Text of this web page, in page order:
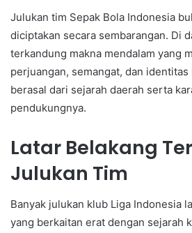
Julukan tim Sepak Bola Indonesia
diciptakan secara sembarangan. Di
terkandung makna mendalam yang
perjuangan, semangat, dan
berasal dari sejarah daerah serta
pendukungnya.
Latar Belakang
Julukan Tim
Banyak julukan klub Liga Indonesia
yang berkaitan erat dengan sejarah